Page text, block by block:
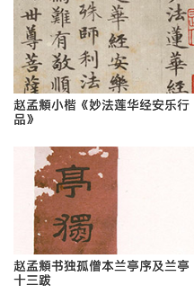
赵孟頫小楷《妙法莲华经安乐行
品》
赵孟頫书独孤僧本兰亭序及兰亭
十三跋